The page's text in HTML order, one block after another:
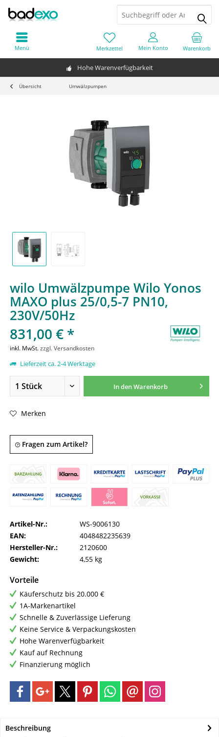
Hohe Warenverfügbarkeit
Warenkorb
Merkzettel Mein Konto
Menü
Übersicht Umwälzpumpen
wilo Umwälzpumpe Wilo Yonos
MAXO plus 25/0,5-7 PN10,
230V/50Hz
831,00 € *
inkl. MwSt.zzgl. Versandkosten
Lieferzeit ca. 2-4 Werktage
In denWarenkorb
Merken
Fragen zum Artikel?
Artikel-Nr.:
WS-9006130
EAN:
4048482235639
Hersteller-Nr.:
2120600
Gewicht:
4,55 kg
Vorteile
Käuferschutz bis 20.000 €
1A-Markenartikel
Schnelle & Zuverlässige Lieferung
Keine Service & Verpackungskosten
Hohe Warenverfügbarkeit
Kauf auf Rechnung
Finanzierung möglich
Beschreibung